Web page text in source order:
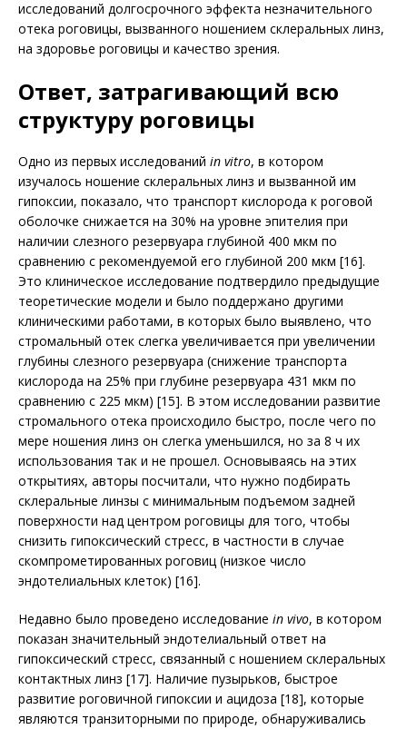
исследований долгосрочного эффекта незначительного
отека роговицы, вызванного ношением склеральных линз,
на здоровье роговицы и качество зрения.
Ответ, затрагивающий всю
структуру роговицы
Одно из первых исследований in vitro, в котором
изучалось ношение склеральных линз и вызванной им
гипоксии, показало, что транспорт кислорода к роговой
оболочке снижается на 30% на уровне эпителия при
наличии слезного резервуара глубиной 400 мкм по
сравнению с рекомендуемой его глубиной 200 мкм [16].
Это клиническое исследование подтвердило предыдущие
теоретические модели и было поддержано другими
клиническими работами, в которых было выявлено, что
стромальный отек слегка увеличивается при увеличении
глубины слезного резервуара (снижение транспорта
кислорода на 25% при глубине резервуара 431 мкм по
сравнению с 225 мкм) [15]. В этом исследовании развитие
стромального отека происходило быстро, после чего по
мере ношения линз он слегка уменьшился, но за 8 ч их
использования так и не прошел. Основываясь на этих
открытиях, авторы посчитали, что нужно подбирать
склеральные линзы с минимальным подъемом задней
поверхности над центром роговицы для того, чтобы
снизить гипоксический стресс, в частности в случае
скомпрометированных роговиц (низкое число
эндотелиальных клеток) [16].
Недавно было проведено исследование in vivo, в котором
показан значительный эндотелиальный ответ на
гипоксический стресс, связанный с ношением склеральных
контактных линз [17]. Наличие пузырьков, быстрое
развитие роговичной гипоксии и ацидоза [18], которые
являются транзиторными по природе, обнаруживались